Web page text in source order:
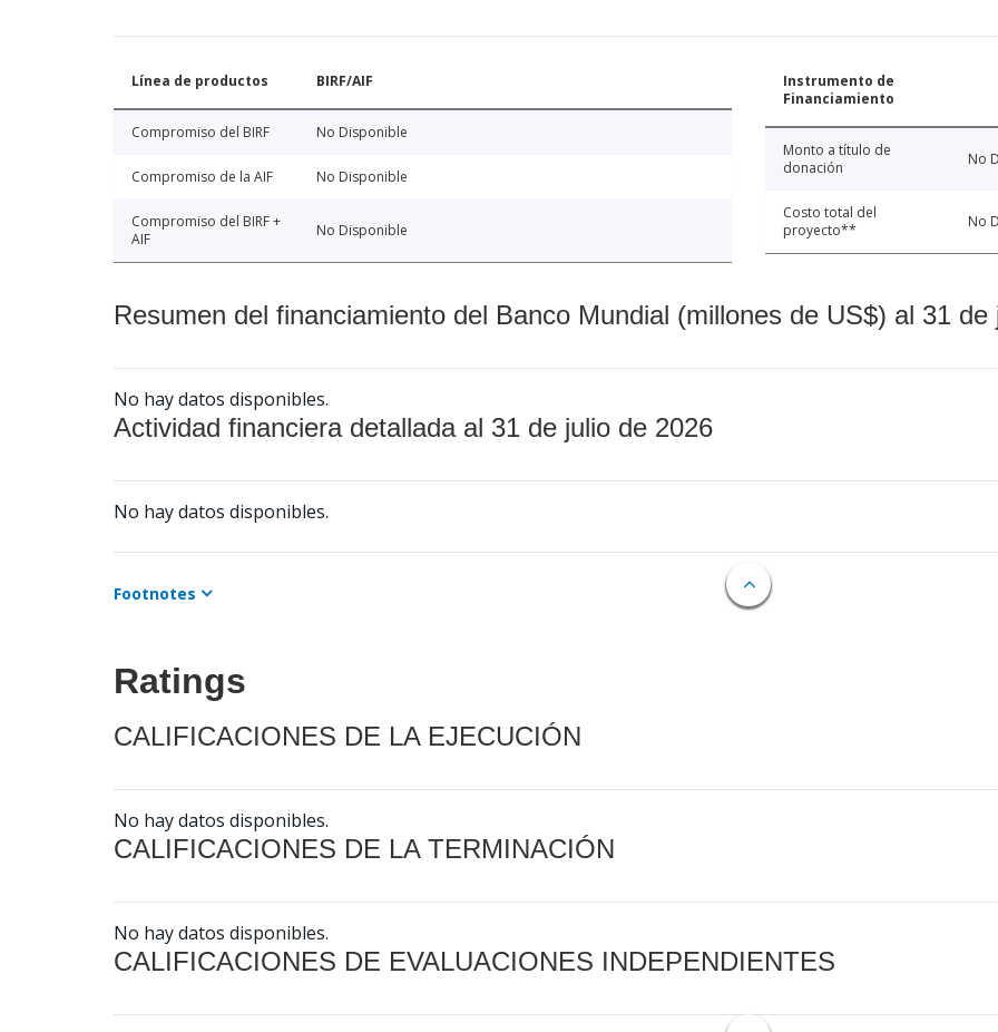
Línea de productos BIRF/AIF
Compromiso del BIRF No Disponible
Compromiso de la AIF No Disponible
Compromiso del BIRF +
AIF
No Disponible
Instrumento de
Financiamiento
Monto a título de
donación
No
Costo total del
proyecto**
No
Resumen del financiamiento del Banco Mundial (millones de US$) al 31 de
No hay datos disponibles.
Actividad financiera detallada al 31 de julio de 2026
No hay datos disponibles.
Footnotes
Ratings
CALIFICACIONES DE LA EJECUCIÓN
No hay datos disponibles.
CALIFICACIONES DE LA TERMINACIÓN
No hay datos disponibles.
CALIFICACIONES DE EVALUACIONES INDEPENDIENTES